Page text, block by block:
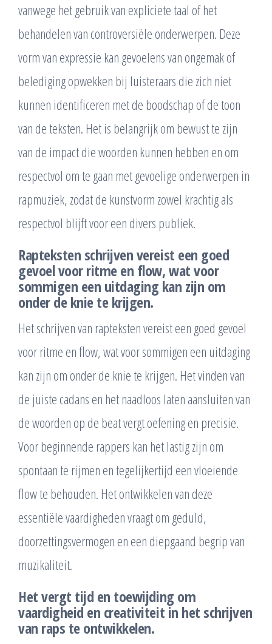
vanwege het gebruik van expliciete taal of het
behandelen van controversiële onderwerpen. Deze
vorm van expressie kan gevoelens van ongemak of
belediging opwekken bij luisteraars die zich niet
kunnen identificeren met de boodschap of de toon
van de teksten. Het is belangrijk om bewust te zijn
van de impact die woorden kunnen hebben en om
respectvol om te gaan met gevoelige onderwerpen in
rapmuziek, zodat de kunstvorm zowel krachtig als
respectvol blijft voor een divers publiek.
Rapteksten schrijven vereist een goed
gevoel voor ritme en flow, wat voor
sommigen een uitdaging kan zijn om
onder de knie te krijgen.
Het schrijven van rapteksten vereist een goed gevoel
voor ritme en flow, wat voor sommigen een uitdaging
kan zijn om onder de knie te krijgen. Het vinden van
de juiste cadans en het naadloos laten aansluiten van
de woorden op de beat vergt oefening en precisie.
Voor beginnende rappers kan het lastig zijn om
spontaan te rijmen en tegelijkertijd een vloeiende
flow te behouden. Het ontwikkelen van deze
essentiële vaardigheden vraagt om geduld,
doorzettingsvermogen en een diepgaand begrip van
muzikaliteit.
Het vergt tijd en toewijding om
vaardigheid en creativiteit in het schrijven
van raps te ontwikkelen.